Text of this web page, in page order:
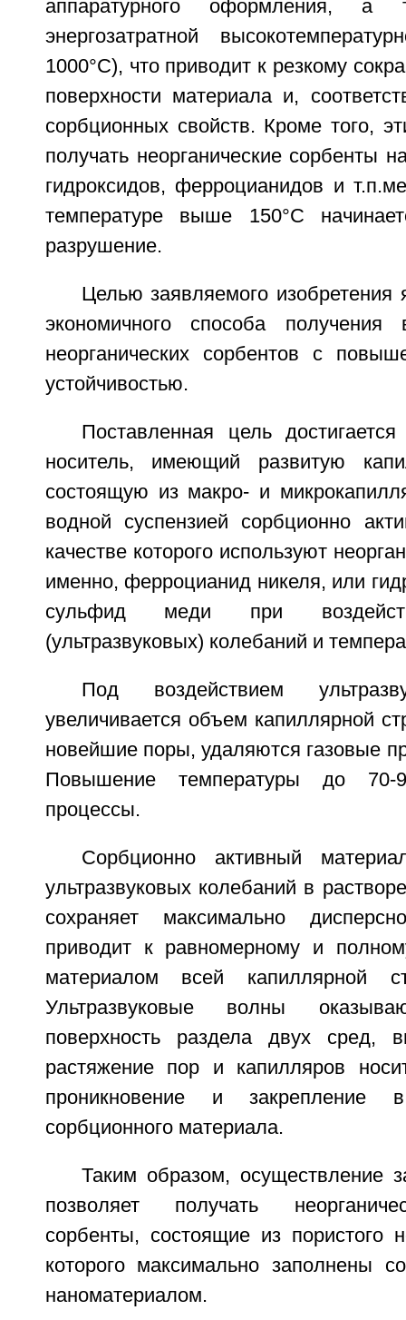
аппаратурного оформления, а
энергозатратной
1000°C), что приводит к резкому
поверхности материала и,
сорбционных свойств. Кроме того,
получать неорганические сорбенты
гидроксидов, ферроцианидов и
температуре выше 150°C
разрушение.
Целью заявляемого изобретения
экономичного способа получения
неорганических сорбентов с
устойчивостью.
Поставленная цель
носитель, имеющий развитую
состоящую из макро- и
водной суспензией сорбционно
качестве которого используют
именно, ферроцианид никеля, или
сульфид меди при
(ультразвуковых) колебаний и
Под воздействием
увеличивается объем капиллярной
новейшие поры, удаляются газовые
Повышение температуры до 70-
процессы.
Сорбционно активный
ультразвуковых колебаний в
сохраняет максимально
приводит к равномерному и
материалом всей капиллярной
Ультразвуковые волны
поверхность раздела двух сред,
растяжение пор и капилляров
проникновение и закрепление
сорбционного материала.
Таким образом, осуществление
позволяет получать
сорбенты, состоящие из пористого
которого максимально заполнены
наноматериалом.